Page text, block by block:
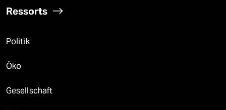
Ressorts
Politik
Öko
Gesellschaft